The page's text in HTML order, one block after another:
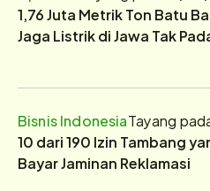
1,76 Juta Metrik Ton Batu
Jaga Listrik di Jawa Tak
Bisnis IndonesiaTayang
10 dari 190 Izin Tambang
Bayar Jaminan Reklamasi